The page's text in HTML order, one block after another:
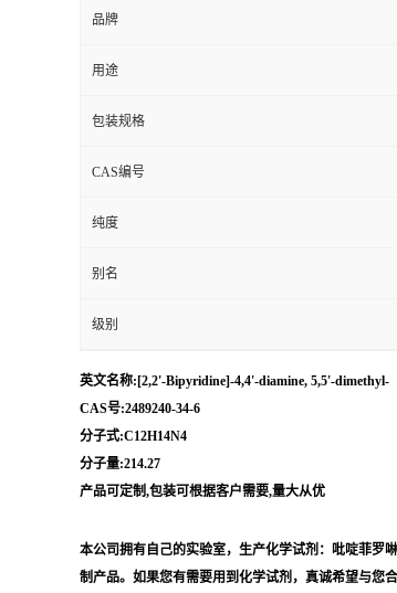
品牌
用途
包装规格
CAS编号
纯度
别名
级别
英文名称:[2,2'-Bipyridine]-4,4'-diamine, 5,5'-dimethyl-
CAS号:2489240-34-6
分子式:C12H14N4
分子量:214.27
产品可定制,包装可根据客户需要,量大从优
本公司拥有自己的实验室，生产化学试剂：吡啶菲罗
制产品。如果您有需要用到化学试剂，真诚希望与您